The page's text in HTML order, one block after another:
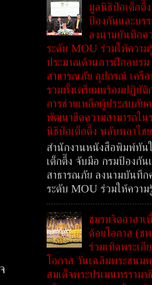
มูลนิธิป่อเต็กตึ๊
ป้องกันและบร
ลงนามบันทึกค
ระดับ MOU ร่วมให้ควา
ประมาณด้านการฝึกอบรม
สาธารณภัย อุปกรณ์ เครือ
รวมทั้งเตรียมพร้อมปฏิบัติ
การช่วยเหลือผู้ประสบภัย
พัฒนาขีดความสามารถใ
นิธิป่อเต็กตึ๊ง พลับพลาไช
สำนักงานหนังสือพิมพ์ทัน
เต็กตึ๊ง จับมือ กรมป้องกัน
สาธารณภัย ลงนามบันทึก
ระดับ MOU ร่วมให้ควา
ชมรมจิตอาสา
ด้อยโอกาส (
ร่วมเทิดพระเกี
โอกาส วันเฉลิมพระชนม
สมเด็จพระปรเมนทรราม